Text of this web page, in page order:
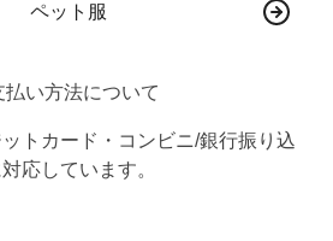
ペット服
払い方法について
トカード・コンビニ/銀行振り込
応しています。